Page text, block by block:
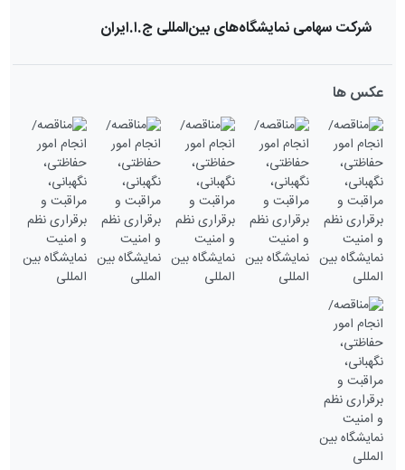
شرکت سهامی نمایشگاه‌های بین‌المللی ج.ا.ایران
عکس ها